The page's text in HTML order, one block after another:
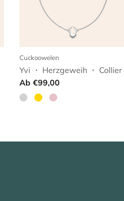
Cuckoowelen
Yvi ・ Herzgeweih ・ Collier
Ab €99,00